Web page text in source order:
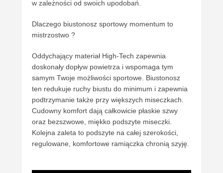
w zależności od swoich upodobań.
Dlaczego biustonosz sportowy momentum to
mistrzostwo ?
Oddychający materiał High-Tech zapewnia
doskonały dopływ powietrza i wspomaga tym
samym Twoje możliwości sportowe. Biustonosz
ten redukuje ruchy biustu do minimum i zapewnia
podtrzymanie także przy większych miseczkach.
Cudowny komfort dają całkowicie płaskie szwy
oraz bezszwowe, miękko podszyte miseczki.
Kolejna zaleta to podszyte na całej szerokości,
regulowane, komfortowe ramiączka chronią szyję.